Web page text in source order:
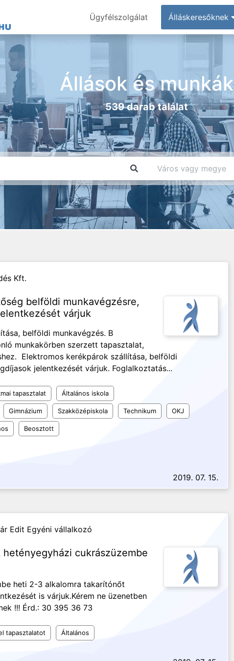
Ügyfélszolgálat Álláskeresőknek
Állások és munkák
539 darab találat
Kft.
belföldi munkavégzésre,
várjuk
belföldi munkavégzés. B
munkakörben szerzett tapasztalat,
Elektromos kerékpárok szállítása, belföldi
jelentkezését várjuk. Foglalkoztatás...
tapasztalat Általános iskola
Gimnázium Szakközépiskola Technikum OKJ
Beosztott
2019. 07. 15.
Edit Egyéni vállalkozó
cukrászüzembe
heti 2-3 alkalomra takarítónőt
is várjuk.Kérem ne üzenetben
!!! Érd.: 30 395 36 73
tapasztalatot Általános